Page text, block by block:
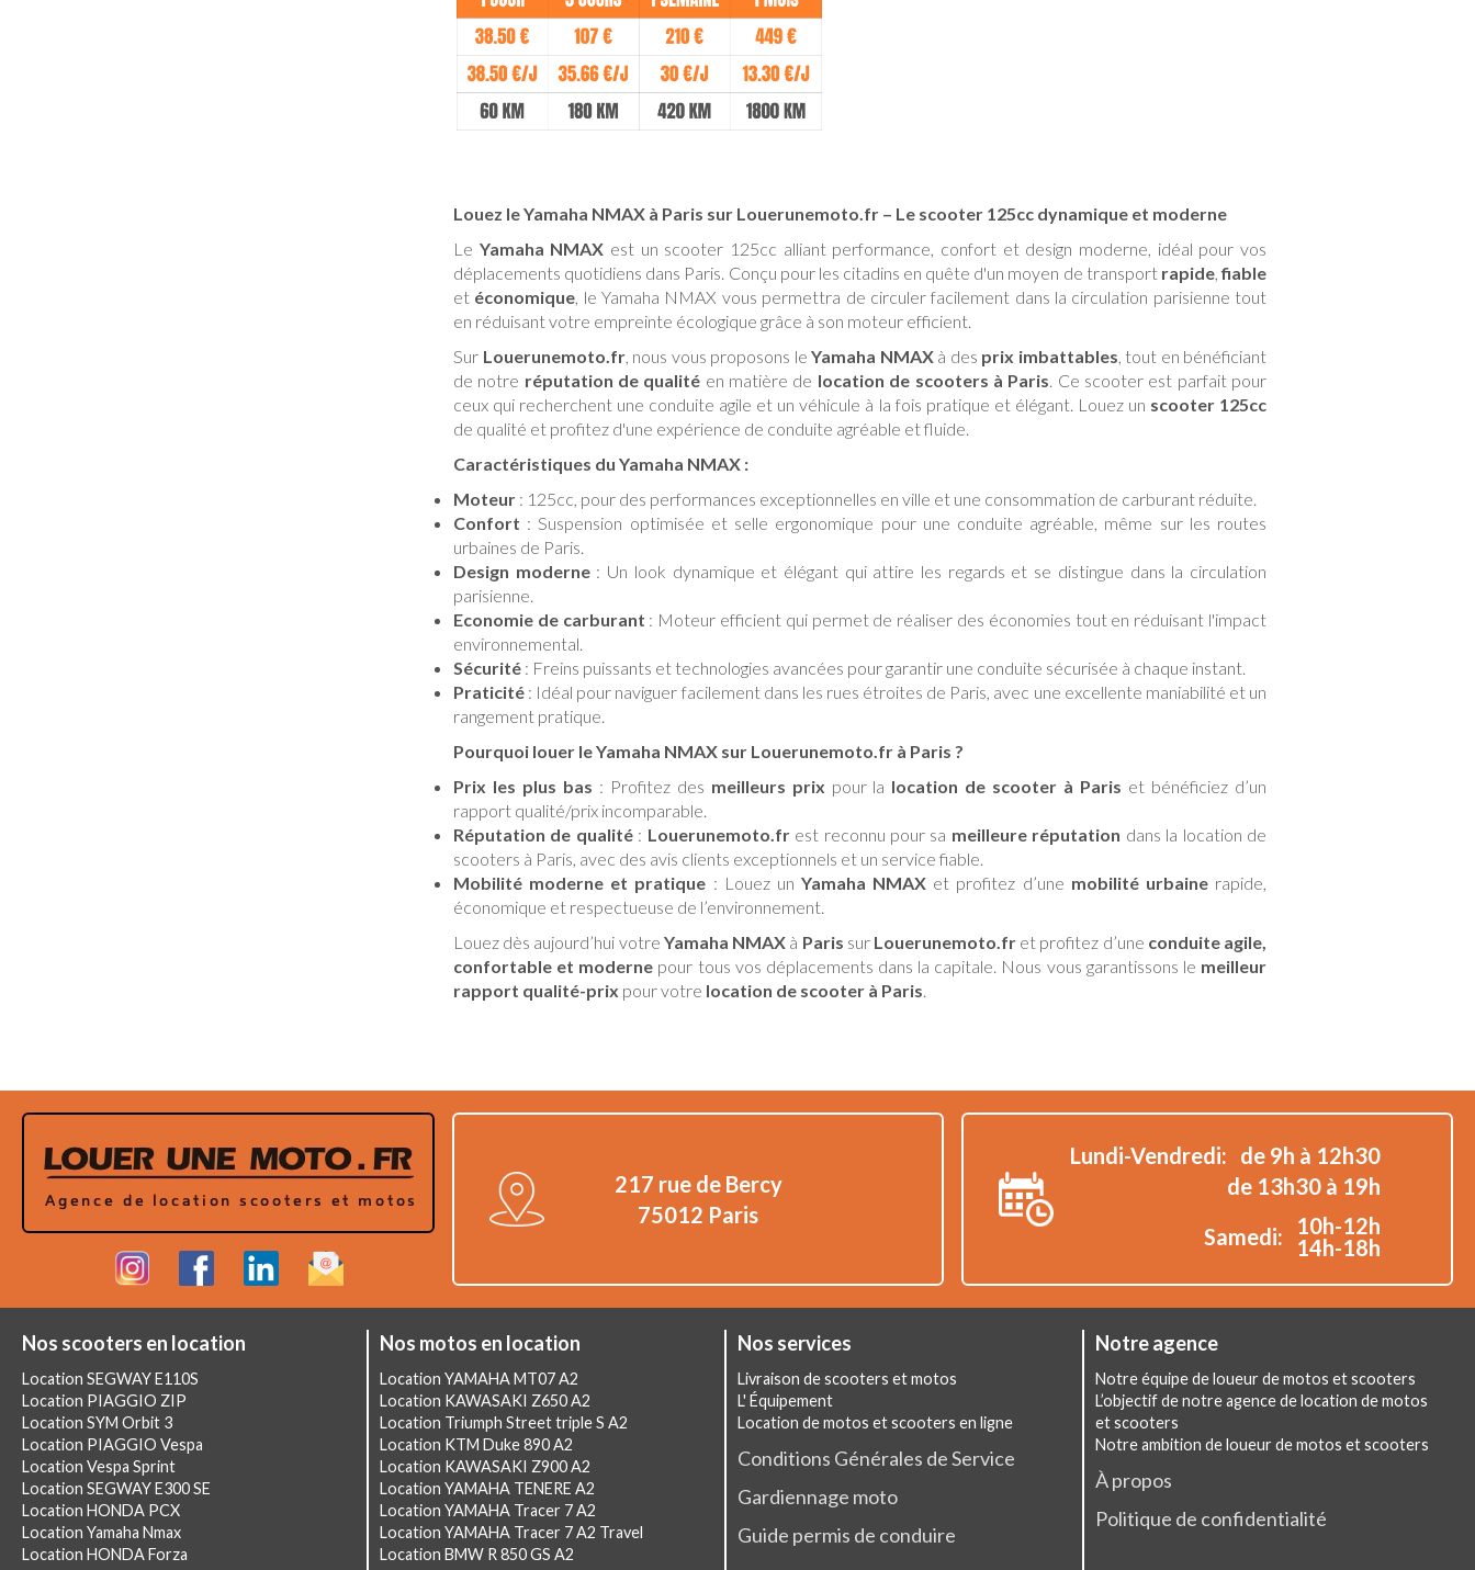
Louez le Yamaha NMAX à Paris sur Louerunemoto.fr – Le scooter 125cc dynamique et moderne
Le Yamaha NMAX est un scooter 125cc alliant performance, confort et design moderne, idéal pour vos
déplacements quotidiens dans Paris. Conçu pour les citadins en quête d'un moyen de transport rapide,fiable
et économique, le Yamaha NMAX vous permettra de circuler facilement dans la circulation parisienne tout
en réduisant votre empreinte écologique grâce à son moteur efficient.
Sur Louerunemoto.fr, nous vous proposons le Yamaha NMAXà des prix imbattables, tout en bénéficiant
de notre réputation de qualité en matière de location de scooters à Paris. Ce scooter est parfait pour
ceux qui recherchent une conduite agile et un véhicule à la fois pratique et élégant. Louez un scooter 125cc
de qualité et profitez d'une expérience de conduite agréable et fluide.
Caractéristiques du Yamaha NMAX :
Moteur : 125cc, pour des performances exceptionnelles en ville et une consommation de carburant réduite.
Confort : Suspension optimisée et selle ergonomique pour une conduite agréable, même sur les routes
urbaines de Paris.
Design moderne: Un look dynamique et élégant qui attire les regards et se distingue dans la circulation
parisienne.
Economie de carburant : Moteur efficient qui permet de réaliser des économies tout en réduisant l'impact
environnemental.
Sécurité : Freins puissants et technologies avancées pour garantir une conduite sécurisée à chaque instant.
Praticité : Idéal pour naviguer facilement dans les rues étroites de Paris, avec une excellente maniabilité et un
rangement pratique.
Pourquoi louer le Yamaha NMAX sur Louerunemoto.fr à Paris ?
Prix les plus bas : Profitez des meilleurs prix pour la location de scooter à Paris et bénéficiez d’un
rapport qualité/prix incomparable.
Réputation de qualité: Louerunemoto.frest reconnu pour sa meilleure réputation dans la location de
scooters à Paris, avec des avis clients exceptionnels et un service fiable.
Mobilité moderne et pratique : Louez unYamaha NMAX et profitez d’une mobilité urbainerapide,
économique et respectueuse de l’environnement.
Louez dès aujourd’hui votre Yamaha NMAX à Paris sur Louerunemoto.fret profitez d’une conduite agile,
confortable et moderne pour tous vos déplacements dans la capitale. Nous vous garantissons le meilleur
rapport qualité-prix pour votre location de scooter à Paris.
217 rue de Bercy
75012 Paris
Lundi-Vendredi: de 9h à 12h30
de 13h30 à 19h
Samedi:
10h-12h
14h-18h
Nos scooters en location
Location SEGWAY E110S
Location PIAGGIO ZIP
Location SYM Orbit 3
Location PIAGGIO Vespa
Location Vespa Sprint
Location SEGWAY E300 SE
Location HONDA PCX
Location Yamaha Nmax
Location HONDA Forza
Nos motos en location
Location YAMAHA MT07 A2
Location KAWASAKI Z650 A2
Location Triumph Street triple S A2
Location KTM Duke 890 A2
Location KAWASAKI Z900 A2
Location YAMAHA TENERE A2
Location YAMAHA Tracer 7 A2
Location YAMAHA Tracer 7 A2 Travel
Location BMW R 850 GS A2
Nos services
Livraison de scooters et motos
L' Équipement
Location de motos et scooters en ligne
Conditions Générales de Service
Gardiennage moto
Guide permis de conduire
Notre agence
Notre équipe de loueur de motos et scooters
L’objectif de notre agence de location de motos
et scooters
Notre ambition de loueur de motos et scooters
À propos
Politique de confidentialité